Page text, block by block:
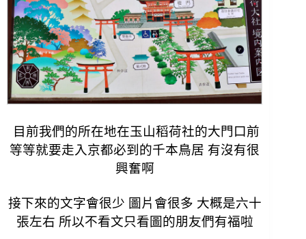
目前我們的所在地在玉山稻荷社的大門口前
等等就要走入京都必到的千本鳥居 有沒有很
興奮啊
接下來的文字會很少 圖片會很多 大概是六十
張左右 所以不看文只看圖的朋友們有福啦